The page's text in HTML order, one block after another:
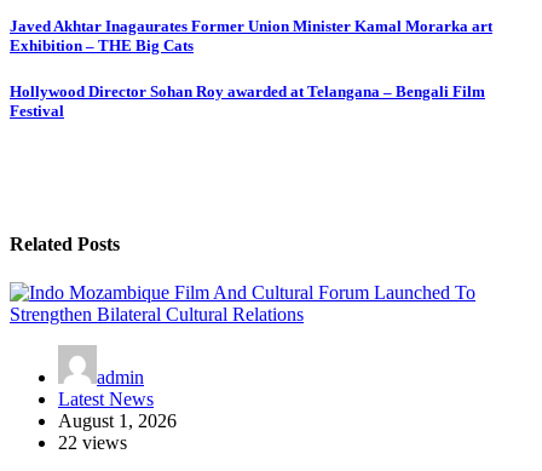
Post
navigation
Javed Akhtar Inagaurates Former Union Minister Kamal Morarka art
Exhibition – THE Big Cats
Hollywood Director Sohan Roy awarded at Telangana – Bengali Film
Festival
Related Posts
admin
Latest News
August 1, 2026
22 views